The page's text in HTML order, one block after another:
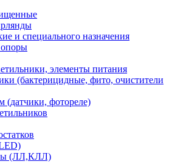
и специального назначения
элементы питания
(бактерицидные, фито, очистители
(датчики, фотореле)
(ЛЛ,КЛЛ)